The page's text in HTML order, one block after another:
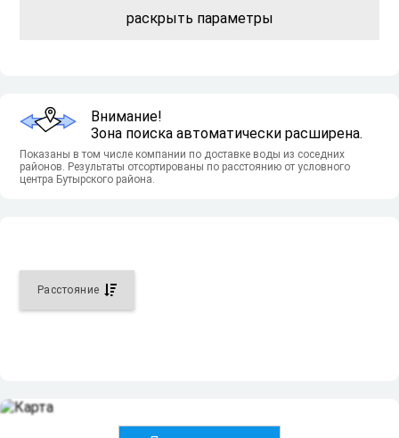
Соотношение цена/качество
раскрыть параметры
Внимание!
Зона поиска автоматически расширена.
Показаны в том числе компании по доставке воды из соседних
районов. Результаты отсортированы по расстоянию от условного
центра Бутырского района.
Расстояние 